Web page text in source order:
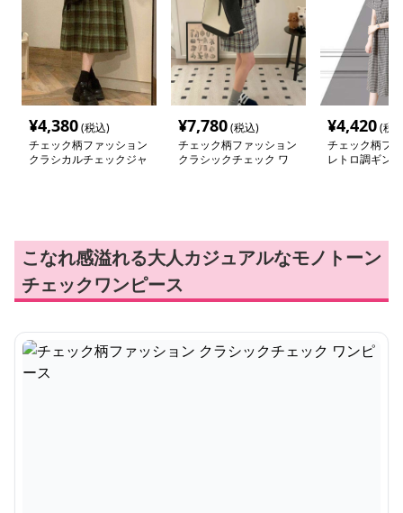
¥4,380(税込)
チェック柄ファッション
クラシカルチェックジャ
¥7,780(税込)
チェック柄ファッション
クラシックチェック ワ
¥4,420(税
チェック柄フ
レトロ調ギン
こなれ感溢れる大人カジュアルなモノトーン
チェックワンピース